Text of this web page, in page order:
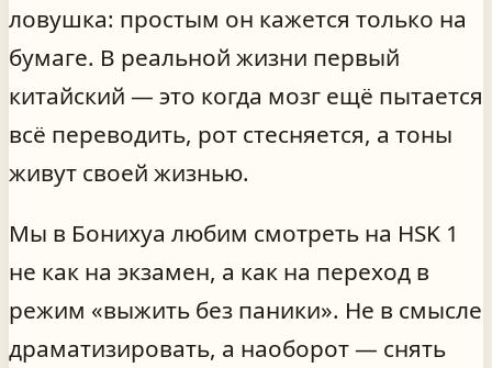
ловушка: простым он кажется только на
бумаге. В реальной жизни первый
китайский — это когда мозг ещё пытается
всё переводить, рот стесняется, а тоны
живут своей жизнью.
Мы в Бонихуа любим смотреть на HSK 1
не как на экзамен, а как на переход в
режим «выжить без паники». Не в смысле
драматизировать, а наоборот — снять